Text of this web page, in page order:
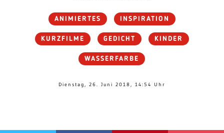
ANIMIERTES INSPIRATION
KURZFILME GEDICHT KINDER
WASSERFARBE
Dienstag, 26. Juni 2018, 14:54 Uhr